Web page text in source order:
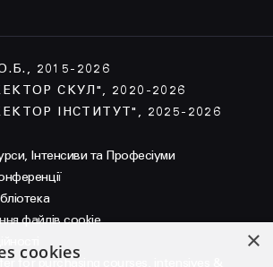
2015-2026
СКУЛ", 2020-2026
ІНСТИТУТ", 2025-2026
Інтенсиви та Професіуми
файлів cookie
for purchasing courses, intensives &
×
cookies